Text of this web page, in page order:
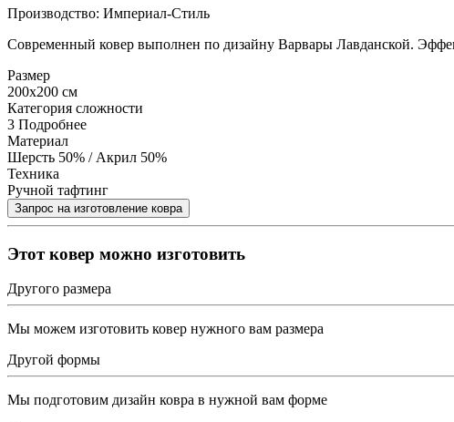
Производство: Империал-Стиль
Современный ковер выполнен по дизайну Варвары Лавданской.
Размер
200x200 см
Категория сложности
3 Подробнее
Материал
Шерсть 50% / Акрил 50%
Техника
Ручной тафтинг
Этот ковер можно изготовить
Другого размера
Мы можем изготовить ковер нужного вам размера
Другой формы
Мы подготовим дизайн ковра в нужной вам форме